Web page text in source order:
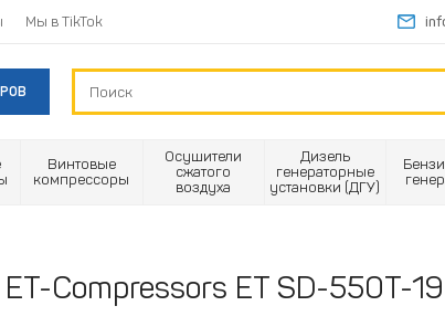
Мы в TikTok
Винтовые
компрессоры
Осушители
сжатого
воздуха
Дизель
генераторные
установки (ДГУ)
Compressors ET SD-550T-